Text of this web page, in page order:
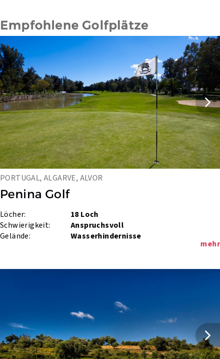
Empfohlene Golfplätze
PORTUGAL, ALGARVE, ALVOR
Penina Golf
Löcher:
18 Loch
Schwierigkeit:
Anspruchsvoll
Gelände:
Wasserhindernisse
mehr